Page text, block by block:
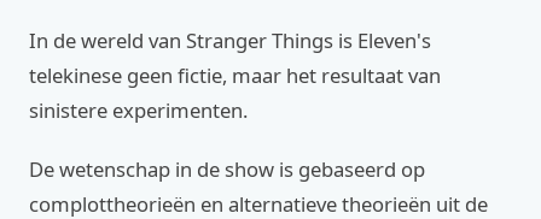
In de wereld van Stranger Things is Eleven's
telekinese geen fictie, maar het resultaat van
sinistere experimenten.
De wetenschap in de show is gebaseerd op
complottheorieën en alternatieve theorieën uit de